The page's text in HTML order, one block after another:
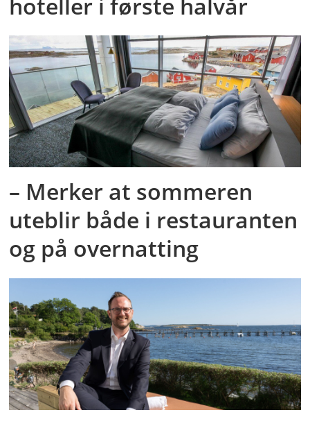
– Merker at sommeren
uteblir både i restauranten
og på overnatting